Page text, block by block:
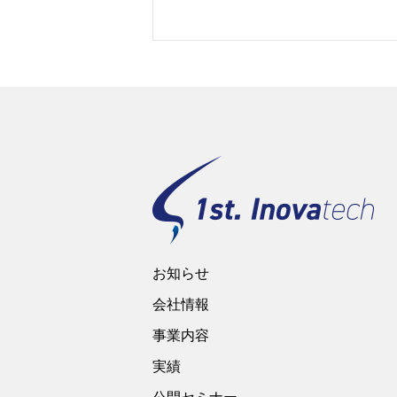
お知らせ
会社情報
事業内容
実績